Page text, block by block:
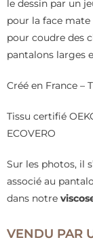
le dessin par un
pour la face mate
pour coudre des
pantalons larges
Créé en France –
Tissu certifié
ECOVERO
Sur les photos, il
associé au
dans notre
VENDU PAR